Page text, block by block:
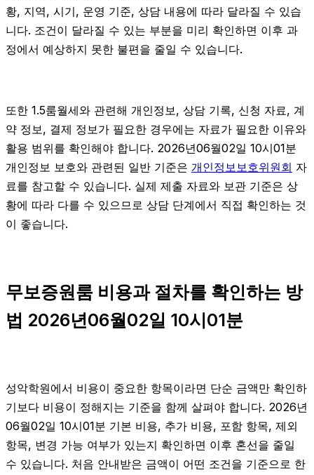
황, 지역, 시기, 운영 기준, 상담 내용에 따라 달라질 수 있습
니다. 조건이 달라질 수 있는 부분을 미리 확인하면 이후 과
정에서 예상하지 못한 불편을 줄일 수 있습니다.
또한 1.5룸월세와 관련해 개인정보, 상담 기록, 신청 자료, 계
약 정보, 결제 정보가 필요한 경우에는 자료가 필요한 이유와
활용 범위를 확인해야 합니다. 2026년06월02일 10시01분
개인정보 보호와 관련된 일반 기준은 개인정보보호위원회 자
료를 참고할 수 있습니다. 실제 제출 자료와 보관 기준은 상
황에 따라 다를 수 있으므로 상담 단계에서 직접 확인하는 것
이 좋습니다.
무보증원룸 비용과 절차를 확인하는 방
법 2026년06월02일 10시01분
성악학원에서 비용이 중요한 항목이라면 단순 금액만 확인하
기보다 비용이 정해지는 기준을 함께 살펴야 합니다. 2026년
06월02일 10시01분 기본 비용, 추가 비용, 포함 항목, 제외
항목, 변경 가능 여부가 있는지 확인하면 이후 혼선을 줄일
수 있습니다. 처음 안내받은 금액이 어떤 조건을 기준으로 한